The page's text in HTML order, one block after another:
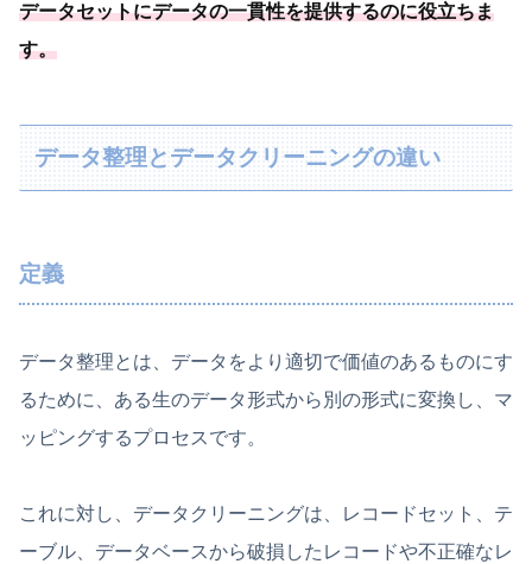
データセットにデータの一貫性を提供するのに役立ちま
す。
データ整理とデータクリーニングの違い
定義
データ整理とは、データをより適切で価値のあるものにす
るために、ある生のデータ形式から別の形式に変換し、マ
ッピングするプロセスです。
これに対し、データクリーニングは、レコードセット、テ
ーブル、データベースから破損したレコードや不正確なレ